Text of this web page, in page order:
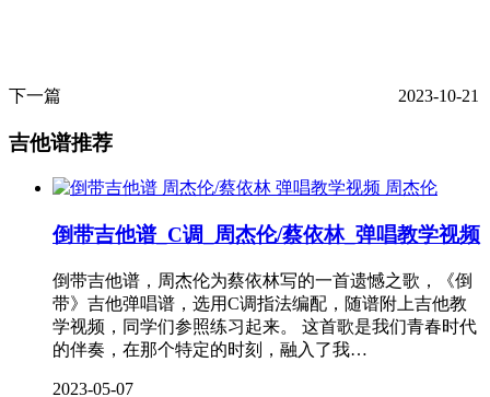
下一篇 2023-10-21
吉他谱推荐
周杰伦
倒带吉他谱_C调_周杰伦/蔡依林_弹唱教学视频
倒带吉他谱，周杰伦为蔡依林写的一首遗憾之歌，《倒
带》吉他弹唱谱，选用C调指法编配，随谱附上吉他教
学视频，同学们参照练习起来。 这首歌是我们青春时代
的伴奏，在那个特定的时刻，融入了我…
2023-05-07